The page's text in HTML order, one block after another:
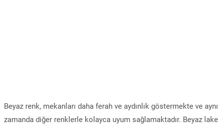
Beyaz renk, mekanları daha ferah ve aydınlık göstermekte ve aynı
zamanda diğer renklerle kolayca uyum sağlamaktadır. Beyaz lake